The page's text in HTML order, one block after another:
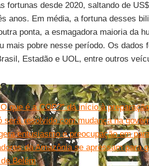
fortunas desde 2020, saltando de
anos. Em média, a fortuna desses
ponta, a esmagadora maioria da
mais pobre nesse período. Os dados
Estadão e UOL, entre outros
que é a COP?” dá início à
será resolvido com mudança na
entusiasmo e preocupação em
da Amazônia se apressam para
Belém